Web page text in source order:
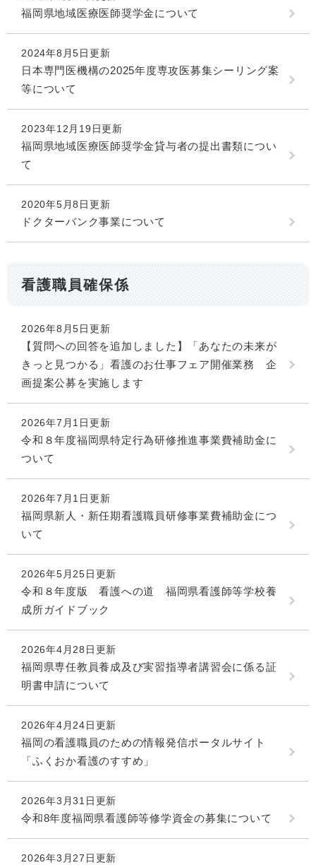
福岡県地域医療医師奨学金について
2024年8月5日更新
日本専門医機構の2025年度専攻医募集シーリング案
等について
2023年12月19日更新
福岡県地域医療医師奨学金貸与者の提出書類につい
て
2020年5月8日更新
ドクターバンク事業について
看護職員確保係
2026年8月5日更新
【質問への回答を追加しました】「あなたの未来が
きっと見つかる」看護のお仕事フェア開催業務 企
画提案公募を実施します
2026年7月1日更新
令和８年度福岡県特定行為研修推進事業費補助金に
ついて
2026年7月1日更新
福岡県新人・新任期看護職員研修事業費補助金につ
いて
2026年5月25日更新
令和８年度版 看護への道 福岡県看護師等学校養
成所ガイドブック
2026年4月28日更新
福岡県専任教員養成及び実習指導者講習会に係る証
明書申請について
2026年4月24日更新
福岡の看護職員のための情報発信ポータルサイト
「ふくおか看護のすすめ」
2026年3月31日更新
令和8年度福岡県看護師等修学資金の募集について
2026年3月27日更新